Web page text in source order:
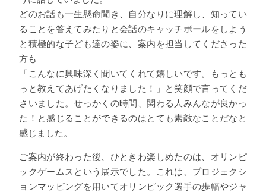
どのお話も一生懸命聞き、自分なりに理解し、知ってい
ることを答えてみたりと会話のキャッチボールをしよう
と積極的な子ども達の姿に、案内を担当してくださった
方も
「こんなに興味深く聞いてくれて嬉しいです。もっとも
っと教えてあげたくなりました！」と笑顔で言ってくだ
さいました。せっかくの時間、関わる人みんなが良かっ
た！と感じることができるのはとても素敵なことだなと
感じました。
ご案内が終わった後、ひときわ楽しめたのは、オリンピ
ックゲームスという展示でした。これは、プロジェクシ
ョンマッピングを用いてオリンピック選手の歩幅やジャ